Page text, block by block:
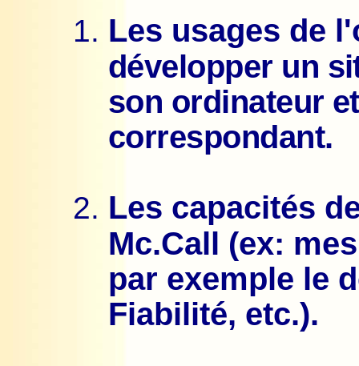
Les usages de
développer un
son ordinateur
correspondant.
Les capacités
Mc.Call (ex:
par exemple le
Fiabilité, etc.).